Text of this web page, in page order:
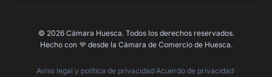
© 2026 Cámara Huesca. Todos los derechos reservados.
Hecho con ❤️ desde la Cámara de Comercio de Huesca.
Aviso legal y política de privacidad·Acuerdo de privacidad·